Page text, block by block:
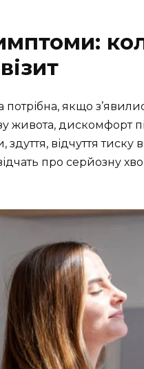
потрібна, якщо
живота, дискомфорт
відчуття тиску
про серйозну